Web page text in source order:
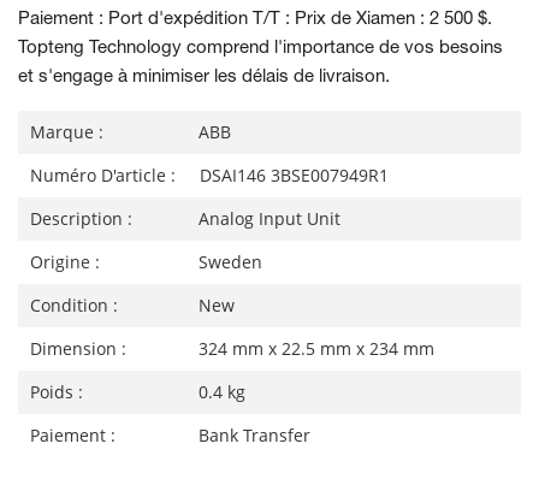
Paiement : Port d'expédition T/T : Prix de Xiamen : 2 500 $.
Topteng Technology comprend l'importance de vos besoins
et s'engage à minimiser les délais de livraison.
Marque :
ABB
Numéro D'article :
DSAI146 3BSE007949R1
Description :
Analog Input Unit
Origine :
Sweden
Condition :
New
Dimension :
324 mm x 22.5 mm x 234 mm
Poids :
0.4 kg
Paiement :
Bank Transfer